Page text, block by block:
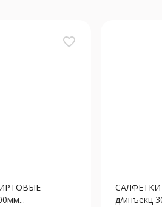
favorite_border
д/инъекц